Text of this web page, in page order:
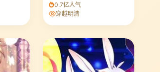
0.7亿人气
穿越明清